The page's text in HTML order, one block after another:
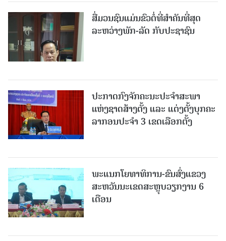
ສື່ມວນຊົນແມ່ນຂົວຕໍ່ທີ່ສໍາຄັນທີ່ສຸດ
ລະຫວ່າງພັກ-ລັດ ກັບປະຊາຊົນ
ປະກາດກົງຈັກຄະນະປະຈໍາສະພາ
ແຫ່ງຊາດສ້າງຕັ້ງ ແລະ ແຕ່ງຕັ້ງບຸກຄະ
ລາກອນປະຈໍາ 3 ເຂດເລືອກຕັ້ງ
ພະແນກໂຍທາທິການ-ຂົນສົ່ງແຂວງ
ສະຫວັນນະເຂດສະຫຼຸບວຽກງານ 6
ເດືອນ